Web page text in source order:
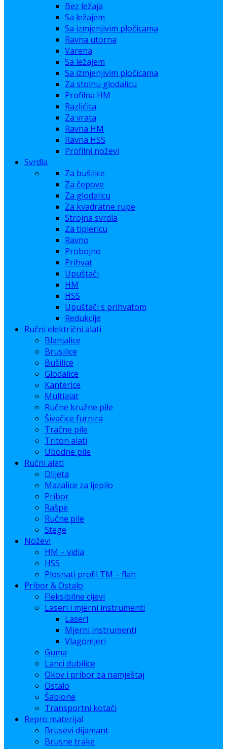
Bez ležaja
Sa ležajem
Sa izmjenjivim pločicama
Ravna utorna
Varena
Sa ležajem
Sa izmjenjivim pločicama
Za stolnu glodalicu
Profilna HM
Razlićita
Za vrata
Ravna HM
Ravna HSS
Profilni noževi
Svrdla
Za bušilice
Za čepove
Za glodalicu
Za kvadratne rupe
Strojna svrdla
Za tiplericu
Ravno
Probojno
Prihvat
Upuštači
HM
HSS
Upuštači s prihvatom
Redukcije
Ručni električni alati
Blanjalice
Brusilice
Bušilice
Glodalice
Kanterice
Multialat
Ručne kružne pile
Šivačice furnira
Tračne pile
Triton alati
Ubodne pile
Ručni alati
Dlijeta
Mazalice za ljepilo
Pribor
Rašpe
Ručne pile
Stege
Noževi
HM – vidia
HSS
Plosnati profil TM – flah
Pribor & Ostalo
Fleksibilne cijevi
Laseri i mjerni instrumenti
Laseri
Mjerni instrumenti
Vlagomjeri
Guma
Lanci dubilice
Okov i pribor za namještaj
Ostalo
Šablone
Transportni kotači
Repro materijal
Brusevi dijamant
Brusne trake